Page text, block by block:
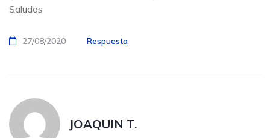
Saludos
27/08/2020 Respuesta
JOAQUIN T.